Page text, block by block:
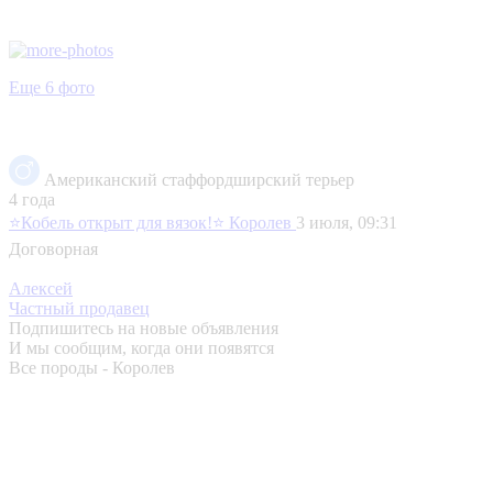
Еще 6 фото
Американский стаффордширский терьер
4 года
⭐️Кобель открыт для вязок!⭐️ Королев 3 июля, 09:31
Договорная
Алексей
Частный продавец
Подпишитесь на новые объявления
И мы сообщим, когда они появятся
Все породы - Королев